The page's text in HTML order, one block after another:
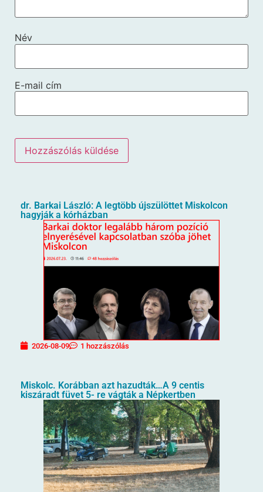
Név
E-mail cím
dr. Barkai László: A legtöbb újszülöttet Miskolcon
hagyják a kórházban
2026-08-09 1 hozzászólás
Miskolc. Korábban azt hazudták…A 9 centis
kiszáradt füvet 5- re vágták a Népkertben